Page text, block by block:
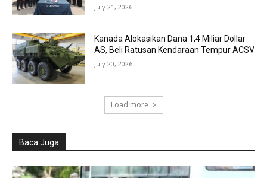
July 21, 2026
Kanada Alokasikan Dana 1,4 Miliar Dollar
AS, Beli Ratusan Kendaraan Tempur ACSV
July 20, 2026
Load more
Baca Juga